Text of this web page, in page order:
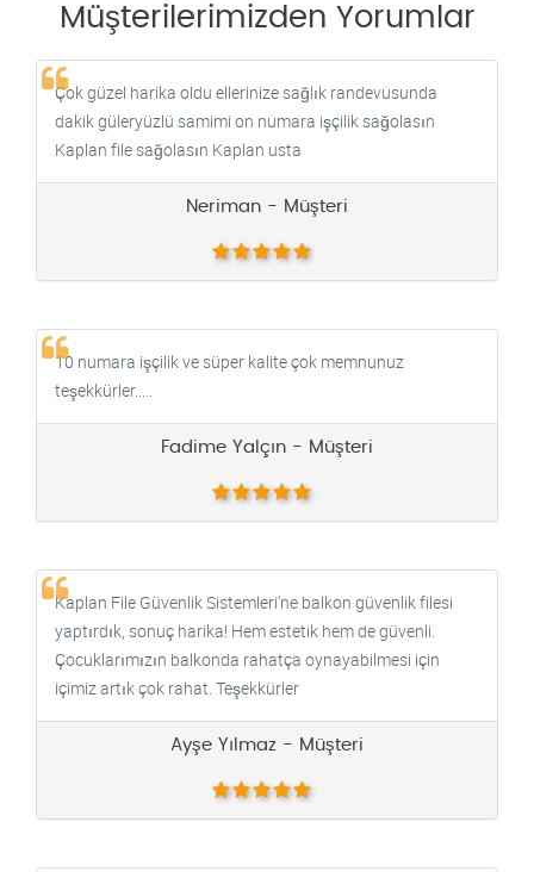
Müşterilerimizden Yorumlar
Çok güzel harika oldu ellerinize sağlık randevusunda
dakik güleryüzlü samimi on numara işçilik sağolasın
Kaplan file sağolasın Kaplan usta
Neriman - Müşteri
10 numara işçilik ve süper kalite çok memnunuz
teşekkürler.....
Fadime Yalçın - Müşteri
Kaplan File Güvenlik Sistemleri'ne balkon güvenlik filesi
yaptırdık, sonuç harika! Hem estetik hem de güvenli.
Çocuklarımızın balkonda rahatça oynayabilmesi için
içimiz artık çok rahat. Teşekkürler
Ayşe Yılmaz - Müşteri